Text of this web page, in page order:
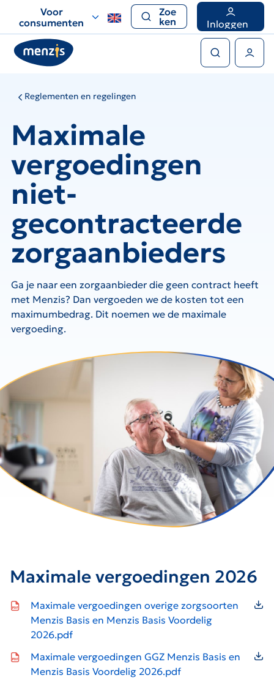
voor
snelle
navigatie
Voor
consumenten
Zoe
ken
Inloggen
Reglementen en regelingen
Maximale
vergoedingen
niet-
gecontracteerde
zorgaanbieders
Ga je naar een zorgaanbieder die geen contract heeft
met Menzis? Dan vergoeden we de kosten tot een
maximumbedrag. Dit noemen we de maximale
vergoeding.
Maximale vergoedingen 2026
Icon file type-pdf
Maximale vergoedingen overige zorgsoorten
Menzis Basis en Menzis Basis Voordelig
2026.pdf
Icon file type-pdf
Maximale vergoedingen GGZ Menzis Basis en
Menzis Basis Voordelig 2026.pdf